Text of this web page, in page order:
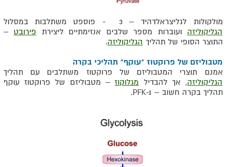
מולקולות לגליצראלדהיד – 3 - פוספט משתלבות במסלול
הגליקוליזה ועוברות מספר שלבים אנזימתיים ליצירת פירובט–
התוצר הסופי של תהליך הגליקוליזה.
מטבוליזם של פרוקטוז "עוקף" תהליכי בקרה
אמנם תוצרי המטבוליזם של פרוקטוז משתלבים עם תהליך
הגליקוליזה, אך להבדיל מגלוקוז– מטבוליזם של פרוקטוז עוקף
תהליך בקרה חשוב – PFK-1
.